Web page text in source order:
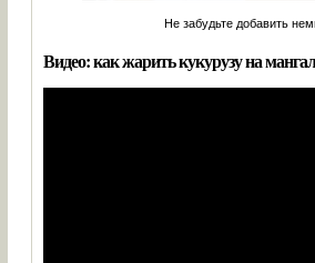
Не забудьте добавить
Видео: как жарить кукурузу на